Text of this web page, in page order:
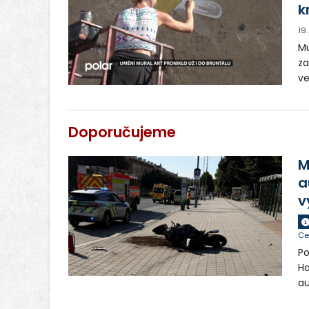
Doporučujeme